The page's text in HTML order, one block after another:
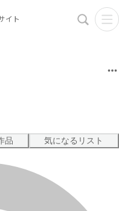
イト
品 気になるリスト